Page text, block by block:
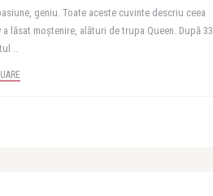
geniu. Toate aceste cuvinte descriu ceea
a lăsat moștenire, alături de trupa Queen. După 33
..